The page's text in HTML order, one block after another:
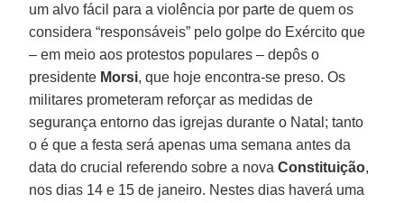
um alvo fácil para a violência por parte de quem os
considera “responsáveis” pelo golpe do Exército que
– em meio aos protestos populares – depôs o
presidente Morsi, que hoje encontra-se preso. Os
militares prometeram reforçar as medidas de
segurança entorno das igrejas durante o Natal; tanto
o é que a festa será apenas uma semana antes da
data do crucial referendo sobre a novaConstituição,
nos dias 14 e 15 de janeiro. Nestes dias haverá uma